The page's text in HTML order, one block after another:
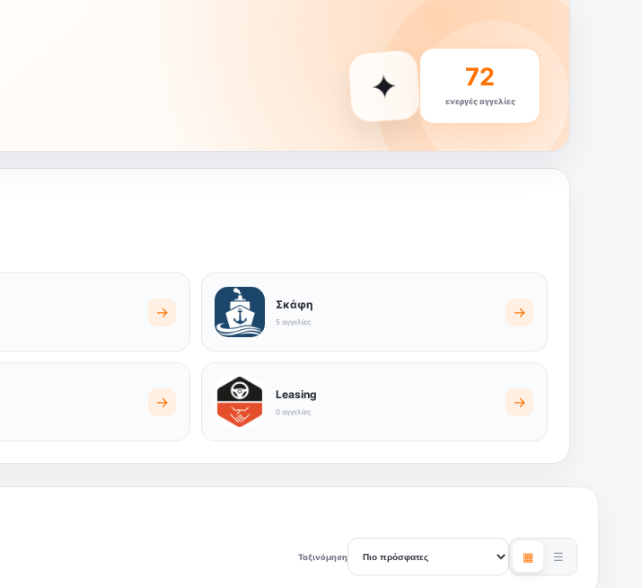
✦ 72
ενεργές αγγελίες
→ Σκάφη
5 αγγελίες
→
→ Leasing
0 αγγελίες
→
Ταξινόμηση ▦ ☰